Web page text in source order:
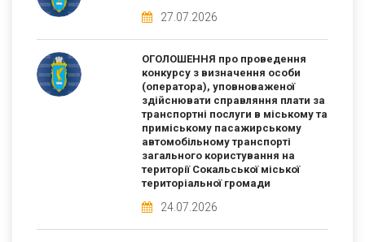
27.07.2026
ОГОЛОШЕННЯ про проведення
конкурсу з визначення особи
(оператора), уповноваженої
здійснювати справляння плати за
транспортні послуги в міському та
приміському пасажирському
автомобільному транспорті
загального користування на
території Сокальської міської
територіальної громади
24.07.2026